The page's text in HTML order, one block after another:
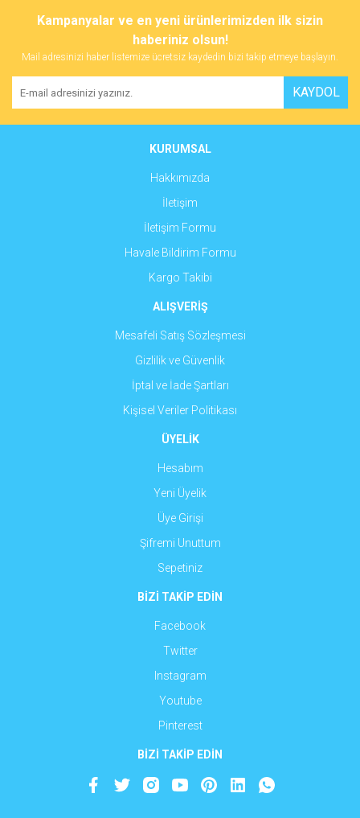
Bu ürüne ilk yorumu siz yapın!
Yorum Yaz
tarafımıza iletebilirsiniz.
Görüş ve önerileriniz için teşekkür ederiz.
Ürün resmi kalitesiz, bozuk veya görüntülenemiyor.
Ürün açıklamasında eksik bilgiler bulunuyor.
Ürün fiyatı diğer sitelerden daha pahalı.
Gönder
Kampanyalar ve en yeni ürünlerimizden ilk sizin
haberiniz olsun!
Mail adresinizi haber listemize ücretsiz kaydedin bizi takip etmeye başlayın.
KAYDOL
KURUMSAL
Hakkımızda
İletişim
İletişim Formu
Havale Bildirim Formu
Kargo Takibi
ALIŞVERİŞ
Mesafeli Satış Sözleşmesi
Gizlilik ve Güvenlik
İptal ve İade Şartları
Kişisel Veriler Politikası
ÜYELİK
Hesabım
Yeni Üyelik
Üye Girişi
Şifremi Unuttum
Sepetiniz
BİZİ TAKİP EDİN
Facebook
Twitter
Instagram
Youtube
Pinterest
BİZİ TAKİP EDİN